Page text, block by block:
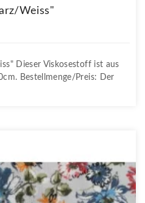
weiss"
Dieser Viskosestoff ist aus
Bestellmenge/Preis: Der